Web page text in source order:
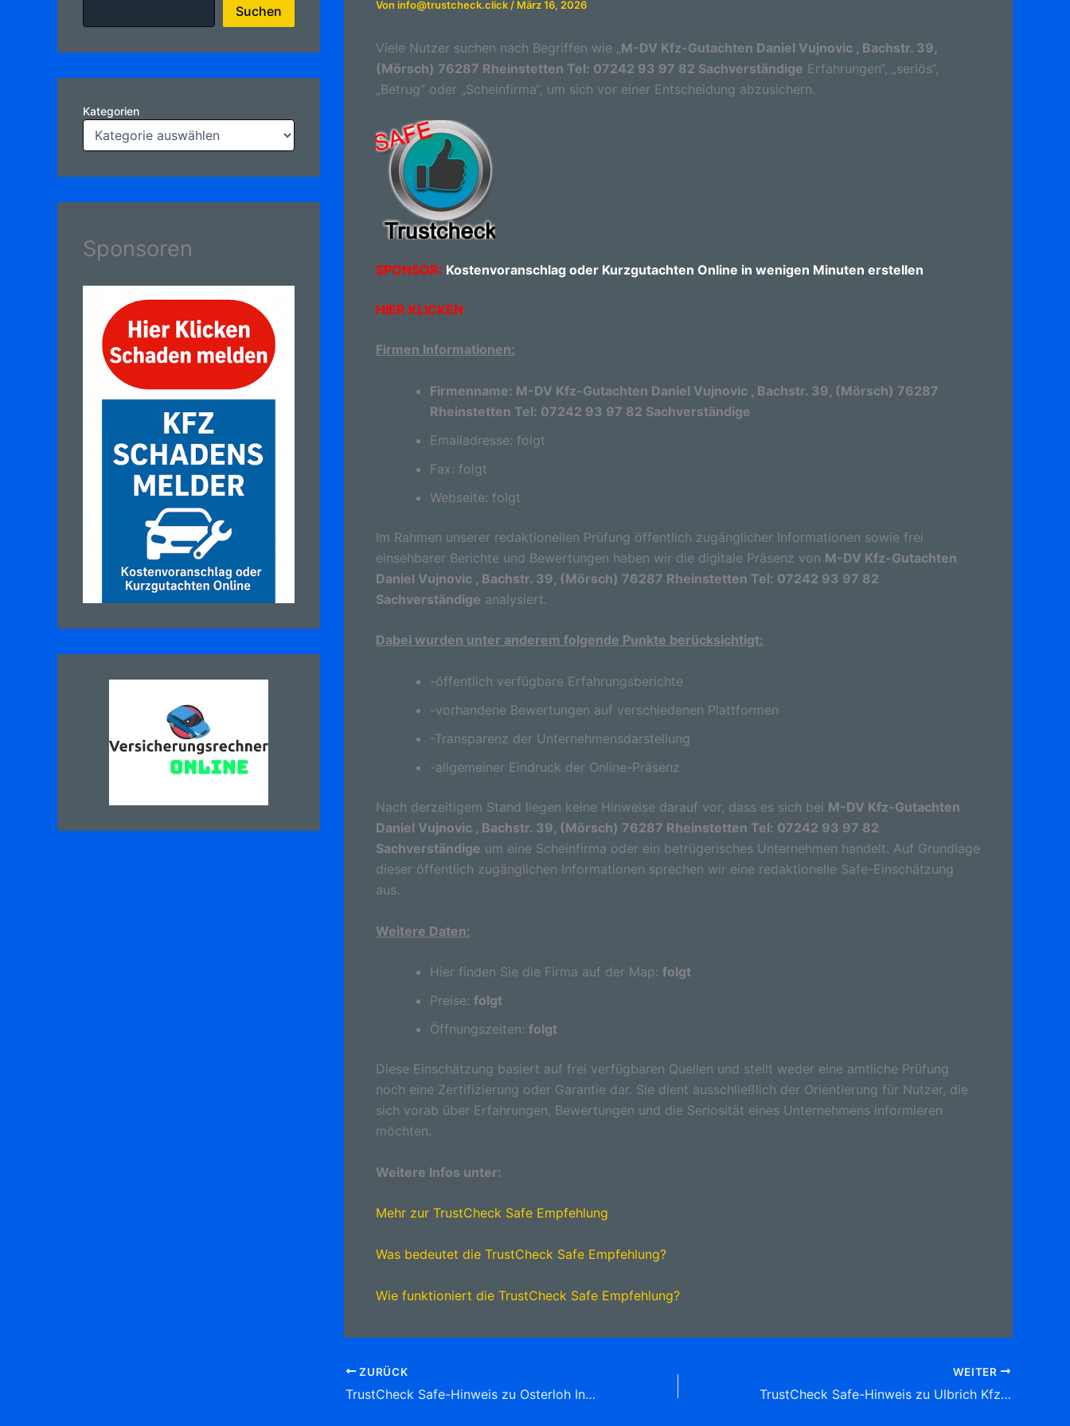
Suchen
Kategorien
Sponsoren
Von info@trustcheck.click / März 16, 2026
Viele Nutzer suchen nach Begriffen wie „M-DV Kfz-Gutachten Daniel Vujnovic , Bachstr. 39,
(Mörsch) 76287 Rheinstetten Tel: 07242 93 97 82 Sachverständige Erfahrungen“, „seriös“,
„Betrug“ oder „Scheinfirma“, um sich vor einer Entscheidung abzusichern.
SPONSOR: Kostenvoranschlag oder Kurzgutachten Online in wenigen Minuten erstellen
HIER KLICKEN
Firmen Informationen:
Firmenname: M-DV Kfz-Gutachten Daniel Vujnovic , Bachstr. 39, (Mörsch) 76287
Rheinstetten Tel: 07242 93 97 82 Sachverständige
Emailadresse: folgt
Fax: folgt
Webseite: folgt
Im Rahmen unserer redaktionellen Prüfung öffentlich zugänglicher Informationen sowie frei
einsehbarer Berichte und Bewertungen haben wir die digitale Präsenz von M-DV Kfz-Gutachten
Daniel Vujnovic , Bachstr. 39, (Mörsch) 76287 Rheinstetten Tel: 07242 93 97 82
Sachverständige analysiert.
Dabei wurden unter anderem folgende Punkte berücksichtigt:
-öffentlich verfügbare Erfahrungsberichte
-vorhandene Bewertungen auf verschiedenen Plattformen
-Transparenz der Unternehmensdarstellung
-allgemeiner Eindruck der Online-Präsenz
Nach derzeitigem Stand liegen keine Hinweise darauf vor, dass es sich bei M-DV Kfz-Gutachten
Daniel Vujnovic , Bachstr. 39, (Mörsch) 76287 Rheinstetten Tel: 07242 93 97 82
Sachverständige um eine Scheinfirma oder ein betrügerisches Unternehmen handelt. Auf Grundlage
dieser öffentlich zugänglichen Informationen sprechen wir eine redaktionelle Safe-Einschätzung
aus.
Weitere Daten:
Hier finden Sie die Firma auf der Map: folgt
Preise: folgt
Öffnungszeiten: folgt
Diese Einschätzung basiert auf frei verfügbaren Quellen und stellt weder eine amtliche Prüfung
noch eine Zertifizierung oder Garantie dar. Sie dient ausschließlich der Orientierung für Nutzer, die
sich vorab über Erfahrungen, Bewertungen und die Seriosität eines Unternehmens informieren
möchten.
Weitere Infos unter:
Mehr zur TrustCheck Safe Empfehlung
Was bedeutet die TrustCheck Safe Empfehlung?
Wie funktioniert die TrustCheck Safe Empfehlung?
ZURÜCK
TrustCheck Safe-Hinweis zu Osterloh Ingenieurbüro KFZ-Sachverständige , Landwehrstr. 88, (Döhren) 30519 Hannover Tel: 0511 8 43 75 73 Sachverständige
WEITER
TrustCheck Safe-Hinweis zu Ulbrich Kfz-Sachverständigenbüro , Morgenstr. 32, 59423 Unna Tel: 02303 2 26 66 Sachverständige